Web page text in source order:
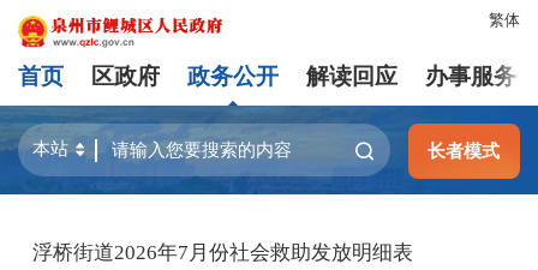
繁体
首页 区政府 政务公开 解读回应 办事服务
长者模式
浮桥街道2026年7月份社会救助发放明细表